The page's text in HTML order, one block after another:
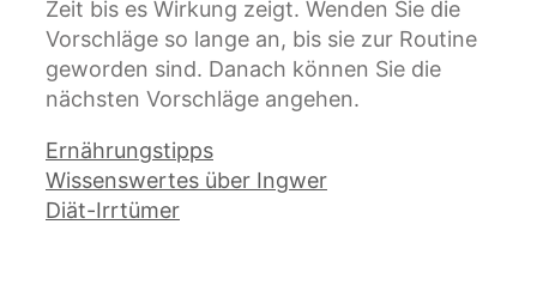
Zeit bis es Wirkung zeigt. Wenden Sie die
Vorschläge so lange an, bis sie zur Routine
geworden sind. Danach können Sie die
nächsten Vorschläge angehen.
Kategorien
Ernährungstipps
Wissenswertes über Ingwer
Diät-Irrtümer